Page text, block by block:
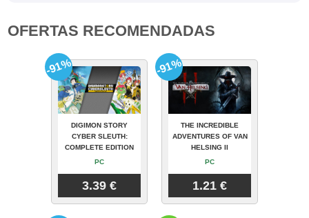
OFERTAS RECOMENDADAS
DIGIMON STORY
CYBER SLEUTH:
COMPLETE EDITION
PC
3.39 €
-91%
THE INCREDIBLE
ADVENTURES OF VAN
HELSING II
PC
1.21 €
-91%